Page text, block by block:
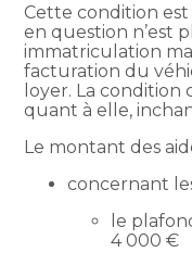
Cette condition est
en question n’est
immatriculation
facturation du
loyer. La
quant à elle,
Le montant des
concernant
le
4 000 €